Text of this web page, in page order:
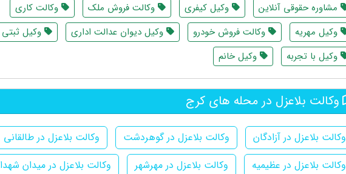
مشاوره حقوقی آنلاین
وکیل کیفری وکالت فروش ملک
وکالت کاری
وکیل مهریه
وکالت فروش خودرو وکیل دیوان عدالت اداری
وکیل ثبتی
وکیل با تجربه
وکیل خانم
وکالت بلاعزل در محله های کرج
وکالت بلاعزل در آزادگان وکالت بلاعزل در گوهردشت
وکالت بلاعزل در طالقانی
وکالت بلاعزل در عظیمیه
وکالت بلاعزل در مهرشهر
وکالت بلاعزل در میدان شهدا